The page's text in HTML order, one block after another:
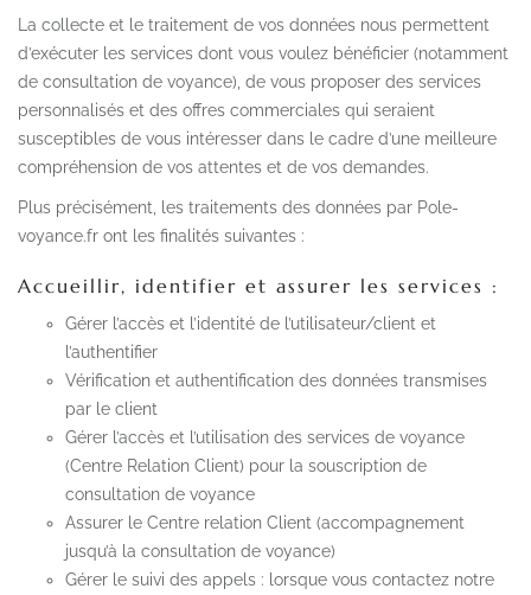
La collecte et le traitement de vos données nous permettent
d’exécuter les services dont vous voulez bénéficier (notamment
de consultation de voyance), de vous proposer des services
personnalisés et des offres commerciales qui seraient
susceptibles de vous intéresser dans le cadre d’une meilleure
compréhension de vos attentes et de vos demandes.
Plus précisément, les traitements des données par Pole-
voyance.fr ont les finalités suivantes :
Accueillir, identifier et assurer les services :
Gérer l’accès et l’identité de l’utilisateur/client et
l’authentifier
Vérification et authentification des données transmises
par le client
Gérer l’accès et l’utilisation des services de voyance
(Centre Relation Client) pour la souscription de
consultation de voyance
Assurer le Centre relation Client (accompagnement
jusqu’à la consultation de voyance)
Gérer le suivi des appels : lorsque vous contactez notre